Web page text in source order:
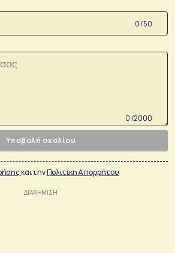
0 /50
0 /2000
Υποβολή σχολίου
και τηνΠολιτικη Απορρήτου